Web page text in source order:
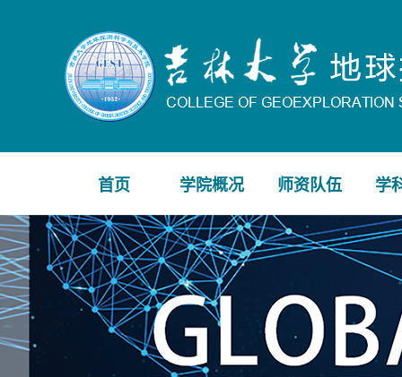
首页 学院概况 师资队伍 学